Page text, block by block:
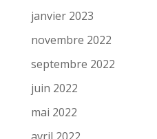
janvier 2023
novembre 2022
septembre 2022
juin 2022
mai 2022